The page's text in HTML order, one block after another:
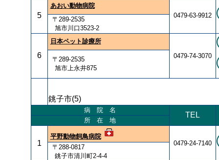
5
あおい動物病院
0479-63-9912
〒289-2535
旭市川口3523-2
6
日本ペット診療所
0479-74-3070
〒289-2535
旭市上永井875
銚子市(5)
病 院 名
TEL
所 在 地
1
平野動物飼鳥病院
0479-24-7140
〒288-0817
銚子市清川町2-4-4